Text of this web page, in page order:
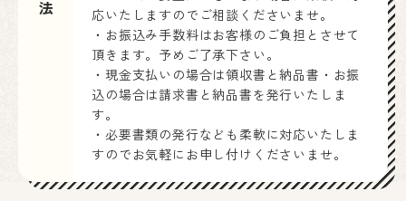
応いたしますのでご相談くださいませ。
・お振込み手数料はお客様のご負担とさせて
頂きます。予めご了承下さい。
・現金支払いの場合は領収書と納品書・お振
込の場合は請求書と納品書を発行いたしま
す。
・必要書類の発行なども柔軟に対応いたしま
すのでお気軽にお申し付けくださいませ。